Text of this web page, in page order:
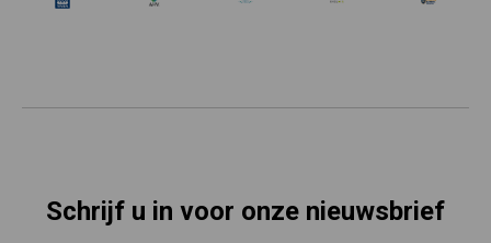
Schrijf u in voor onze nieuwsbrief